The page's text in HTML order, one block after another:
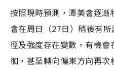
按照現時預測，潭美會逐
會在周日（27日）稍後有
徑及強度存在變數，有機
徊，甚至轉向偏東方向再